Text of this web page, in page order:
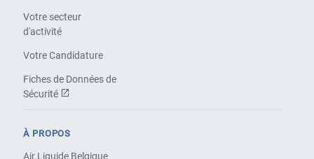
Votre secteur
d'activité
Votre Candidature
Fiches de Données de
Sécurité
À PROPOS
Air Liquide Belgique